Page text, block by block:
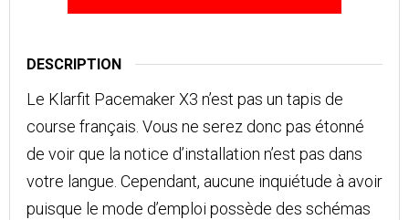
DESCRIPTION
Le Klarfit Pacemaker X3 n’est pas un tapis de
course français. Vous ne serez donc pas étonné
de voir que la notice d’installation n’est pas dans
votre langue. Cependant, aucune inquiétude à avoir
puisque le mode d’emploi possède des schémas